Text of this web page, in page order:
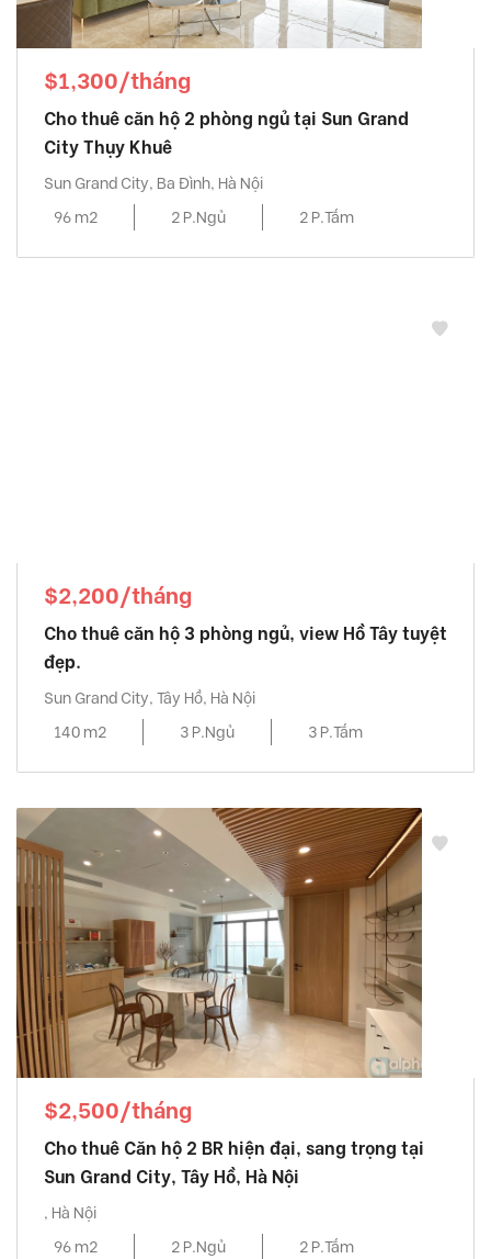
$1,300/tháng
Cho thuê căn hộ 2 phòng ngủ tại Sun Grand
City Thụy Khuê
Sun Grand City, Ba Đình, Hà Nội
96 m2
2 P.Ngủ 2 P.Tắm
$2,200/tháng
Cho thuê căn hộ 3 phòng ngủ, view Hồ Tây tuyệt
đẹp.
Sun Grand City, Tây Hồ, Hà Nội
140 m2
3 P.Ngủ 3 P.Tắm
$2,500/tháng
Cho thuê Căn hộ 2 BR hiện đại, sang trọng tại
Sun Grand City, Tây Hồ, Hà Nội
, Hà Nội
96 m2
2 P.Ngủ 2 P.Tắm